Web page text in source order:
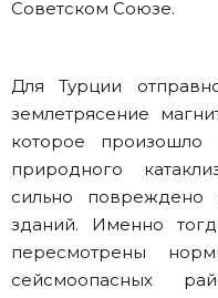
Советском Союзе.
Для Турции
землетрясение
которое произошло
природного
сильно
зданий. Именно
пересмотрены
сейсмоопасных